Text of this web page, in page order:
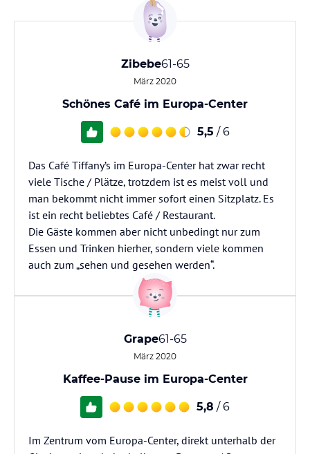
Zibebe61-65
März 2020
Schönes Café im Europa-Center
5,5 / 6
Das Café Tiffany’s im Europa-Center hat zwar recht
viele Tische / Plätze, trotzdem ist es meist voll und
man bekommt nicht immer sofort einen Sitzplatz. Es
ist ein recht beliebtes Café / Restaurant.
Die Gäste kommen aber nicht unbedingt nur zum
Essen und Trinken hierher, sondern viele kommen
auch zum „sehen und gesehen werden“.
Grape61-65
März 2020
Kaffee-Pause im Europa-Center
5,8 / 6
Im Zentrum vom Europa-Center, direkt unterhalb der